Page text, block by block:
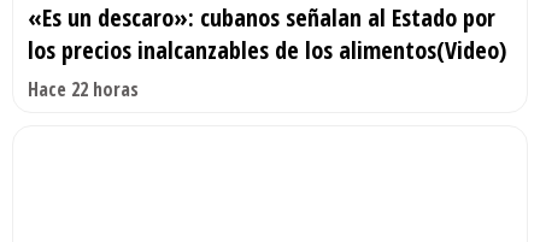
«Es un descaro»: cubanos señalan al Estado por
los precios inalcanzables de los alimentos(Video)
Hace 22 horas